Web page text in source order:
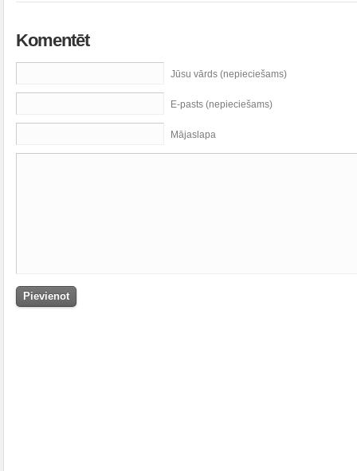
Komentēt
Jūsu vārds (nepieciešams)
E-pasts (nepieciešams)
Mājaslapa